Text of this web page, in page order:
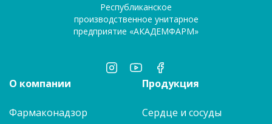
Республиканское
производственное унитарное
предприятие «АКАДЕМФАРМ»
О компании
Фармаконадзор
Продукция
Сердце и сосуды